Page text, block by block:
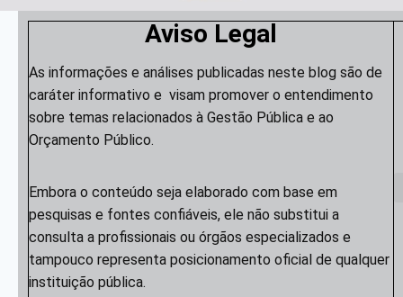
Aviso Legal
As informações e análises publicadas neste blog são de
caráter informativo e visam promover o entendimento
sobre temas relacionados à Gestão Pública e ao
Orçamento Público.
Embora o conteúdo seja elaborado com base em
pesquisas e fontes confiáveis, ele não substitui a
consulta a profissionais ou órgãos especializados e
tampouco representa posicionamento oficial de qualquer
instituição pública.